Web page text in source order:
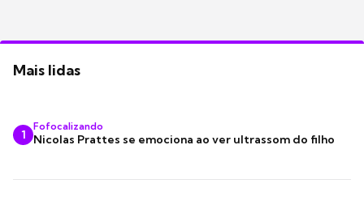
Mais lidas
1
Fofocalizando
Nicolas Prattes se emociona ao ver ultrassom do filho